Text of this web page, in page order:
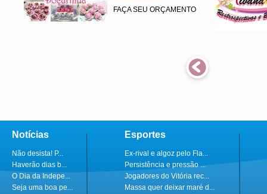
FAÇA SEU ORÇAMENTO
Notícias
Não desista! P...
Haverão dias b...
O Dia da Indepe...
Seja uma boa pe...
Esportes
Ex-rival e algoz pelo Fla...
Persistência e pressão ...
Jogadores do Vitória rec...
Massa quer deixar maré d...